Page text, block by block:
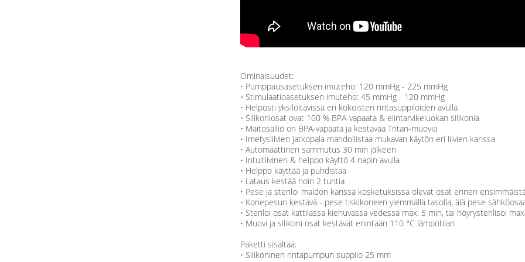
Ominaisuudet:
• Pumppausasetuksen imuteho: 120 mmHg - 225 mmHg
• Stimulaatioasetuksen imuteho: 45 mmHg - 120 mmHg
• Helposti yksilöitävissä eri kokoisten rintasuppiloiden avulla
• Silikoniosat ovat 100 % BPA-vapaata & elintarvikeluokan silikonia
• Maitosäiliö on BPA-vapaata ja kestävää Tritan-muovia
• Imetysliivien jatkopala mahdollistaa mukavan käytön eri liivien kanssa
• Automaattinen sammutus 30 min jälkeen
• Intuitiivinen & helppo käyttö 4 napin avulla
• Helppo käyttää ja puhdistaa
• Lataus kestää noin 2 tuntia
• Pese ja steriloi maidon kanssa kosketuksissa olevat osat ennen
• Konepesun kestävä - pese tiskikoneen ylemmällä tasolla, älä pese
• Steriloi osat kattilassa kiehuvassa vedessä max. 5 min, tai höyrysterilisoi
• Muovi ja silikoni osat kestävät enintään 110 °C lämpötilan
Paketti sisältää:
• Silikoninen rintapumpun suppilo 25 mm